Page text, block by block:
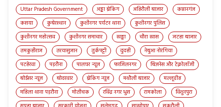
Uttar Pradesh Government अड्डा ब्रेकिंग अहिरौली बाजार
कप्तानगंज
कसया
कुबेरस्थान कुशीनगर पर्यटन थाना
कुशीनगर पुलिस
कुशीनगर महोत्सव
कुशीनगर समाचार खड्डा चौरा खास
जटहा बाजार
तमकुहीराज
तरयासुजान तुर्कपट्टी दुदही
नेबुआ नोरंगिया
पटहेरवा
पड़रौना पालघर न्यूज़ फाजिलनगर
बिज़नेस और टेक्नोलॉजी
बोईसर न्यूज़
बोदरवार ब्रेकिंग न्यूज़ मथौली बाजार
मल्लूडीह
महिला थाना पड़रौना
मोतीचक रविंद्र नगर धुस रामकोला
विशुनपुरा